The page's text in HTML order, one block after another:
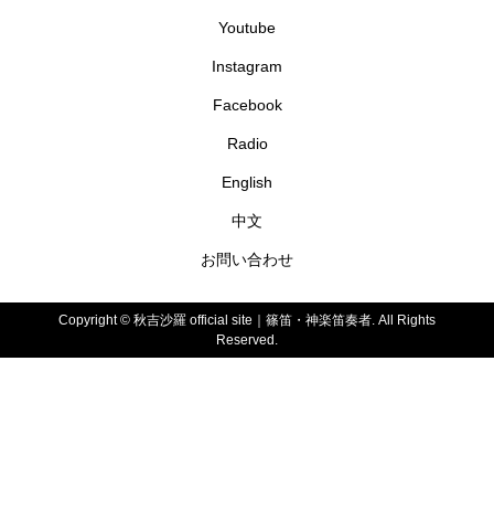
Youtube
Instagram
Facebook
Radio
English
中文
お問い合わせ
Copyright © 秋吉沙羅 official site｜篠笛・神楽笛奏者. All Rights
Reserved.